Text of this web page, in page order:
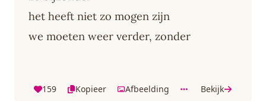
het heeft niet zo mogen zijn
we moeten weer verder, zonder
159 Kopieer Afbeelding Bekijk